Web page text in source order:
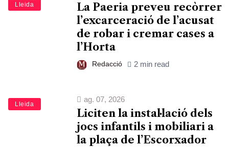
Lleida
La Paeria preveu recòrrer
l’excarceració de l’acusat
de robar i cremar cases a
l’Horta
Redacció 2 min read
Lleida
ag. 07, 2026
Liciten la instal·lació dels
jocs infantils i mobiliari a
la plaça de l’Escorxador